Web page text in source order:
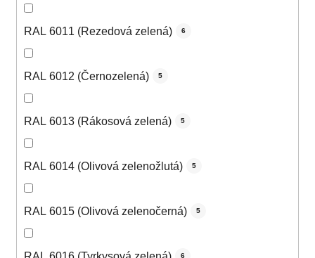
RAL 6011 (Rezedová zelená) 6
RAL 6012 (Černozelená) 5
RAL 6013 (Rákosová zelená) 5
RAL 6014 (Olivová zelenožlutá) 5
RAL 6015 (Olivová zelenočerná) 5
6